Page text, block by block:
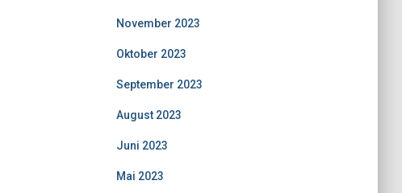
November 2023
Oktober 2023
September 2023
August 2023
Juni 2023
Mai 2023